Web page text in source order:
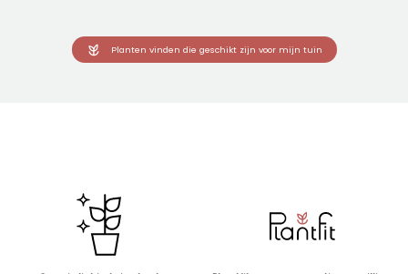
Planten vinden die geschikt zijn voor mijn tuin